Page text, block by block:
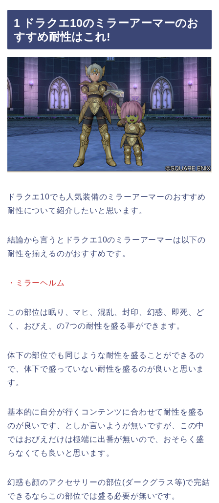
1 ドラクエ10のミラーアーマーのお
すすめ耐性はこれ!
ドラクエ10でも人気装備のミラーアーマーのおすすめ
耐性について紹介したいと思います。
結論から言うとドラクエ10のミラーアーマーは以下の
耐性を揃えるのがおすすめです。
・ミラーヘルム
この部位は眠り、マヒ、混乱、封印、幻惑、即死、ど
く、おびえ、の7つの耐性を盛る事ができます。
体下の部位でも同じような耐性を盛ることができるの
で、体下で盛っていない耐性を盛るのが良いと思いま
す。
基本的に自分が行くコンテンツに合わせて耐性を盛る
のが良いです、としか言いようが無いですが、この中
ではおびえだけは極端に出番が無いので、おそらく盛
らなくても良いと思います。
幻惑も顔のアクセサリーの部位(ダークグラス等)で完結
できるならこの部位では盛る必要が無いです。